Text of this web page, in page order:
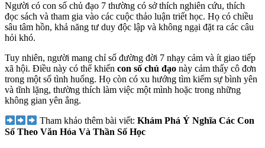
Người có con số chủ đạo 7 thường có sở thích nghiên cứu, thích
đọc sách và tham gia vào các cuộc thảo luận triết học. Họ có chiều
sâu tâm hồn, khả năng tư duy độc lập và không ngại đặt ra các câu
hỏi khó.
Tuy nhiên, người mang chỉ số đường đời 7 nhạy cảm và ít giao tiếp
xã hội. Điều này có thể khiến con số chủ đạo này cảm thấy cô đơn
trong một số tình huống. Họ còn có xu hướng tìm kiếm sự bình yên
và tĩnh lặng, thường thích làm việc một mình hoặc trong những
không gian yên ắng.
Tham khảo thêm bài viết: Khám Phá Ý Nghĩa Các Con
Số Theo Văn Hóa Và Thần Số Học